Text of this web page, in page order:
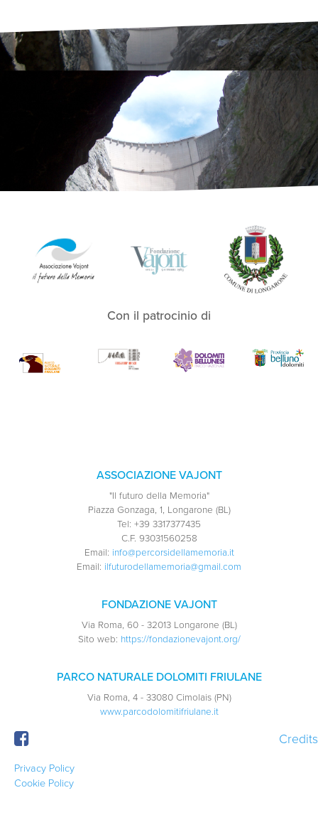
Con il patrocinio di
ASSOCIAZIONE VAJONT
"Il futuro della Memoria"
Piazza Gonzaga, 1, Longarone (BL)
Tel: +39 3317377435
C.F. 93031560258
Email: info@percorsidellamemoria.it
Email: ilfuturodellamemoria@gmail.com
FONDAZIONE VAJONT
Via Roma, 60 - 32013 Longarone (BL)
Sito web: https://fondazionevajont.org/
PARCO NATURALE DOLOMITI FRIULANE
Via Roma, 4 - 33080 Cimolais (PN)
www.parcodolomitifriulane.it
Privacy Policy
Cookie Policy
Credits